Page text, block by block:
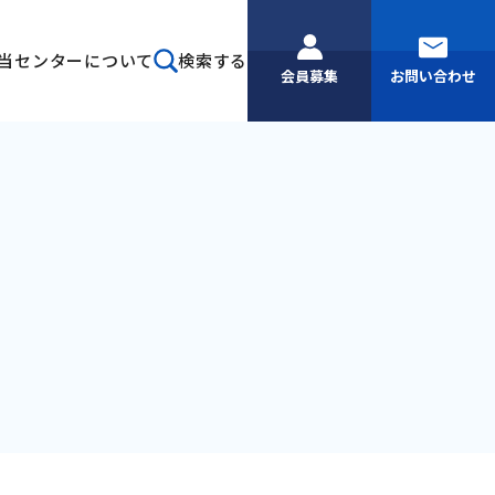
センターについて 検索する
会員募集 お問い合わせ